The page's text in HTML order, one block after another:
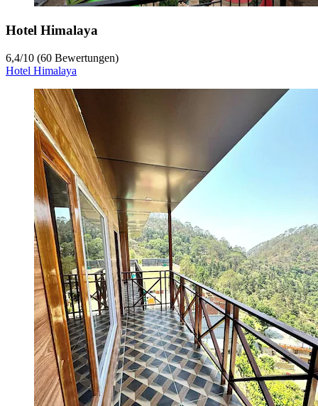
Hotel Himalaya
6,4/10 (60 Bewertungen)
Hotel Himalaya